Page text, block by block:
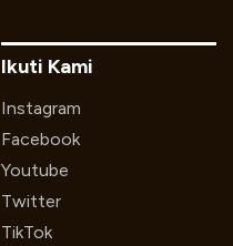
Ikuti Kami
Instagram
Facebook
Youtube
Twitter
TikTok